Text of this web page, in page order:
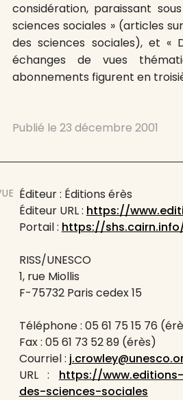
considération, paraissant
sciences sociales » (articles
des sciences sociales), et «
échanges de vues
abonnements figurent en
Publié le23 décembre 2001
Éditeur : Éditions érès
Éditeur URL : https://
Portail : https://
RISS/UNESCO
1, rue Miollis
F-75732 Paris cedex 15
Téléphone : 05 61 75 15 76
Fax : 05 61 73 52 89 (érès)
Courriel :
URL : https://
des-sciences-sociales